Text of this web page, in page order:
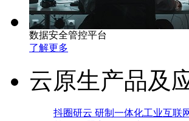
数据安全管控平台
了解更多
云原生产品及
抖圈研云 研制一体化工业互联